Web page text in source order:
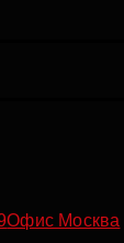
Офис Москва